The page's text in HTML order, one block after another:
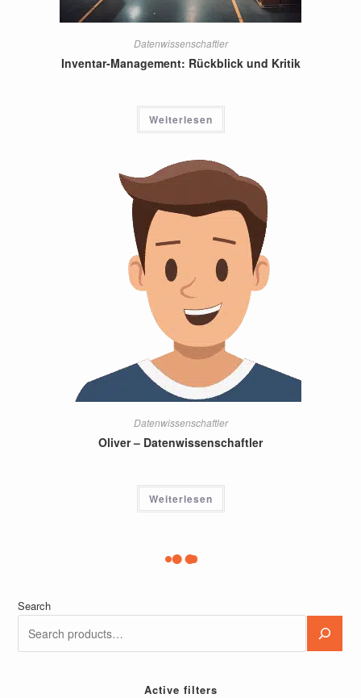
Datenwissenschaftler
Inventar-Management: Rückblick und Kritik
Weiterlesen
Datenwissenschaftler
Oliver – Datenwissenschaftler
Weiterlesen